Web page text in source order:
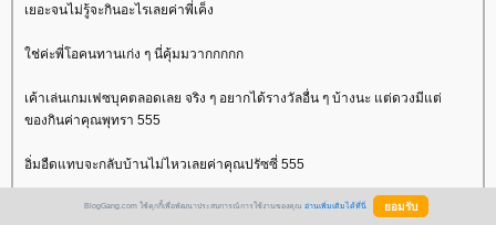
เยอะจนไม่รู้จะกินอะไรเลยค่าพี่เค็ง
ช่ค่ะพี่โอคนทานเก่ง ๆ นี่คุ้มมวากกกกก
เค้าเล่นเกมเฟซบุคตลอดเลย จริง ๆ อยากได้รางวัลอื่น ๆ บ้างนะ แต่ดวงมีแต่
ของกินค่าคุณพุทรา 555
อิ่มอืดแทบจะกลับบ้านไม่ไหวเลยค่าคุณปรัซซี่ 555
พี่ก็เยอะเหมือนกันนะจ๊ะจ๋า พุงออกแล้วแต่ยังไม่พักซักที ฮ่าๆ
BlogGang.com ใช้คุกกี้เพื่อพัฒนาประสบการณ์การใช้งานของคุณ อ่านเพิ่มเติมได้ที่นี่